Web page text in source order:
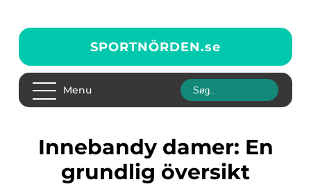
SPORTNÖRDEN.se
Menu
Innebandy damer: En
grundlig översikt